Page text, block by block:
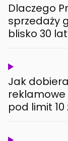
Dlaczego
sprzedaży
blisko 30
Jak
reklamowe
pod limit 10